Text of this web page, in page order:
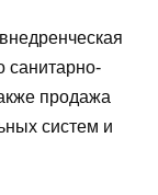
санитарно-
продажа
систем и